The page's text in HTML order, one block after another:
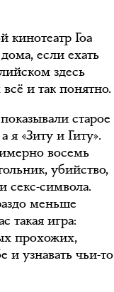
Гоа
если ехать
здесь
и так понятно.
старое
я «Зиту и Гиту».
восемь
убийство,
секс-символа.
меньше
такая игра:
прохожих,
и узнавать чьи-то